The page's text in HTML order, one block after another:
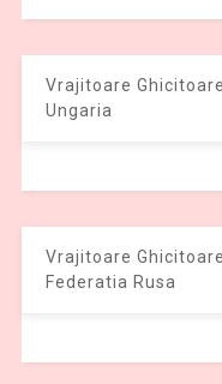
Vrajitoare
Ungaria
Vrajitoare
Federatia Rusa